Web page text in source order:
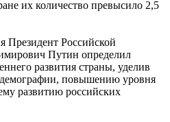
их количество превысило 2,5
Президент Российской
Путин определил
развития страны, уделив
повышению уровня
развитию российских